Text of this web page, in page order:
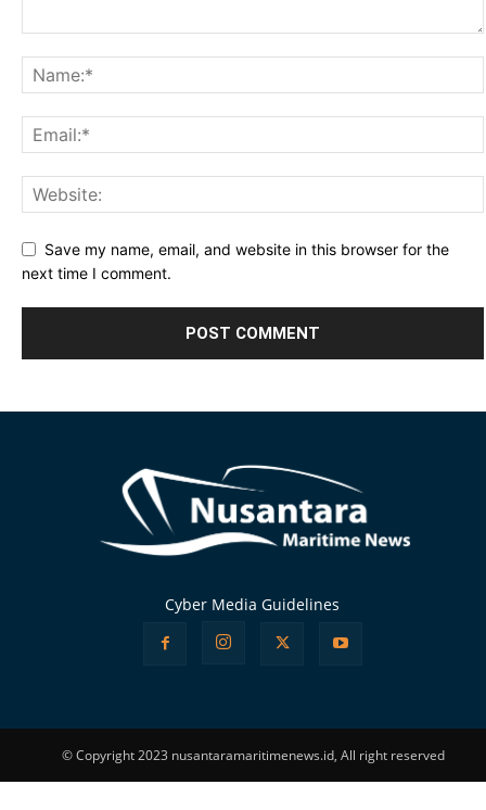
Save my name, email, and website in this browser for the
next time I comment.
Cyber Media Guidelines
© Copyright 2023 nusantaramaritimenews.id, All right reserved